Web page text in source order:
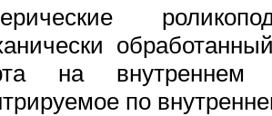
на внутреннем
по